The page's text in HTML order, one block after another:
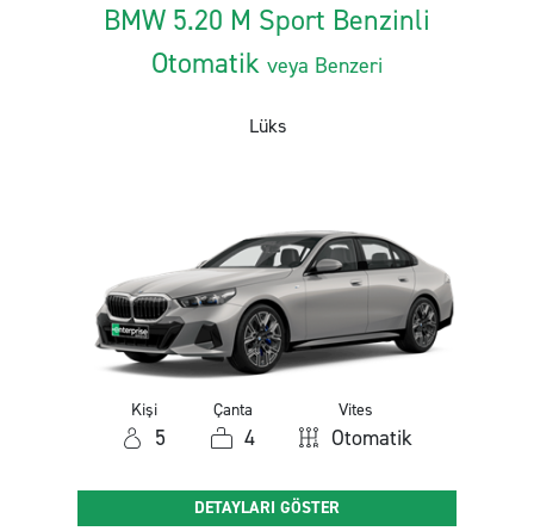
BMW 5.20 M Sport Benzinli
Otomatik veya Benzeri
Lüks
Kişi
5
Çanta
4
Vites
Otomatik
DETAYLARI GÖSTER